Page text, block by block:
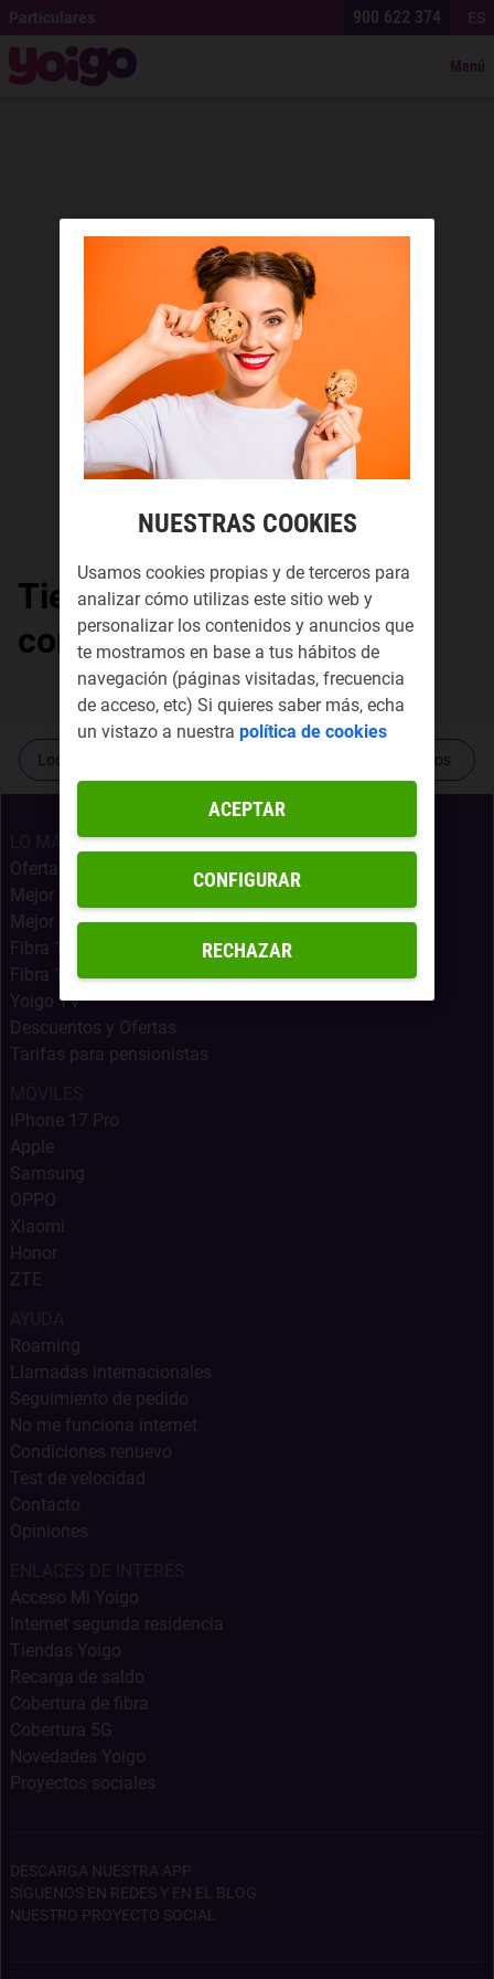
Particulares 900 622 374 ES
Menú
Tiendas Yoigo por
comunidad autónoma
Localiza tu tienda más cercana Contacta con nosotros
LO MÁS BUSCADO
Ofertas Internet Móvil
Mejor Oferta Fibra
Mejor oferta fibra, móvil y Netflix
Fibra 1Gb + Móvil Infinito
Fibra 1Gb
Yoigo TV
Descuentos y Ofertas
Tarifas para pensionistas
iPhone 17 Pro
Apple
Samsung
OPPO
Xiaomi
Honor
ZTE
Roaming
Llamadas internacionales
Seguimiento de pedido
No me funciona internet
Condiciones renuevo
Test de velocidad
Contacto
Opiniones
Acceso Mi Yoigo
Internet segunda residencia
Tiendas Yoigo
Recarga de saldo
Cobertura de fibra
Cobertura 5G
Novedades Yoigo
Proyectos sociales
DESCARGA NUESTRA APP
SÍGUENOS EN REDES Y EN EL BLOG
NUESTRO PROYECTO SOCIAL
NUESTRAS COOKIES
Usamos cookies propias y de terceros para
analizar cómo utilizas este sitio web y
personalizar los contenidos y anuncios que
te mostramos en base a tus hábitos de
navegación (páginas visitadas, frecuencia
de acceso, etc) Si quieres saber más, echa
un vistazo a nuestra política de cookies
RECHAZAR
ACEPTAR
CONFIGURAR